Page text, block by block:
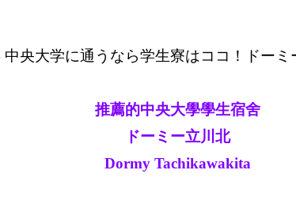
推薦的中央大學學生宿舍
ドーミー立川北
Dormy Tachikawakita